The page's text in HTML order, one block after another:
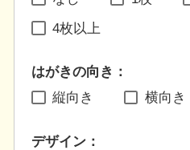
4枚以上
はがきの向き：
縦向き
横向き
デザイン：